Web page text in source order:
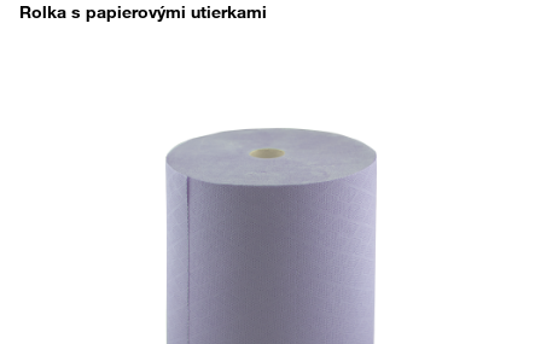
Rolka s papierovými utierkami